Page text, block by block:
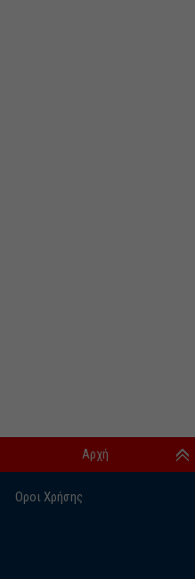
Οροι Χρήσης
Αρχή